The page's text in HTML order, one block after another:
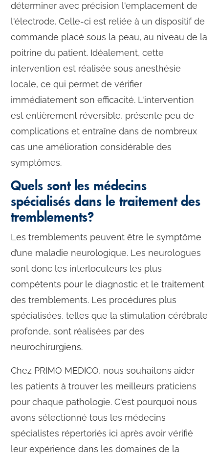
déterminer avec précision l'emplacement de
l'électrode. Celle-ci est reliée à un dispositif de
commande placé sous la peau, au niveau de la
poitrine du patient. Idéalement, cette
intervention est réalisée sous anesthésie
locale, ce qui permet de vérifier
immédiatement son efficacité. L'intervention
est entièrement réversible, présente peu de
complications et entraîne dans de nombreux
cas une amélioration considérable des
symptômes.
Quels sont les médecins
spécialisés dans le traitement des
tremblements?
Les tremblements peuvent être le symptôme
d’une maladie neurologique. Les neurologues
sont donc les interlocuteurs les plus
compétents pour le diagnostic et le traitement
des tremblements. Les procédures plus
spécialisées, telles que la stimulation cérébrale
profonde, sont réalisées par des
neurochirurgiens.
Chez PRIMO MEDICO, nous souhaitons aider
les patients à trouver les meilleurs praticiens
pour chaque pathologie. C'est pourquoi nous
avons sélectionné tous les médecins
spécialistes répertoriés ici après avoir vérifié
leur expérience dans les domaines de la